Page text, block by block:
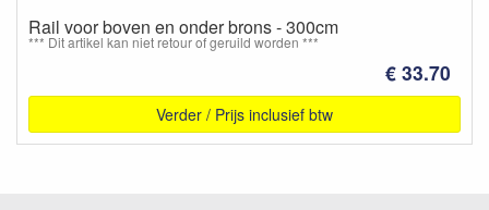
Rail voor boven en onder brons - 300cm
*** Dit artikel kan niet retour of geruild worden ***
€ 33.70
Verder / Prijs inclusief btw